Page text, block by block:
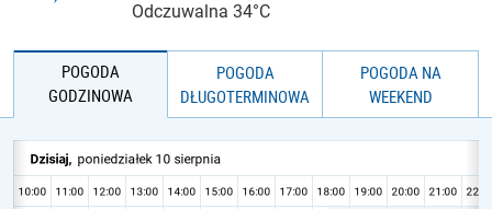
Odczuwalna 34°C
POGODA
GODZINOWA
POGODA
DŁUGOTERMINOWA
POGODA NA
WEEKEND